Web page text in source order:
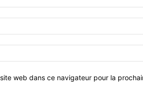
web dans ce navigateur pour la